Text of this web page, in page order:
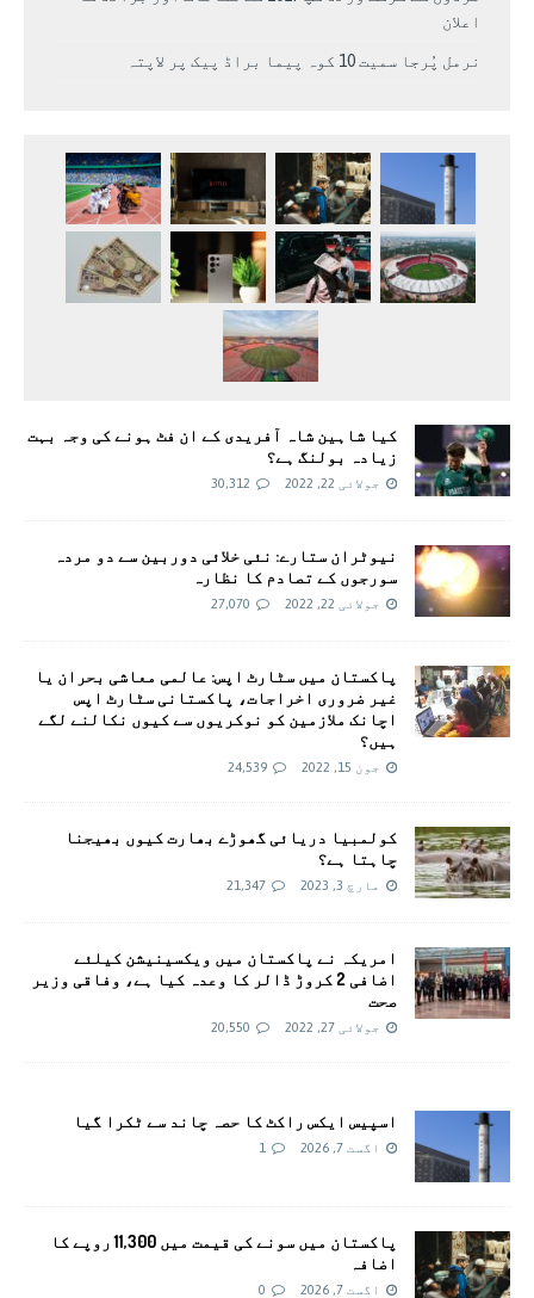
اعلان
نرمل پُرجا سمیت 10 کوہ پیما براڈ پیک پر لاپتہ
کیا شاہین شاہ آفریدی کے ان فٹ ہونے کی وجہ بہت
زیادہ بولنگ ہے؟
جولائی 22, 2022 30,312
نیوٹران ستارے: نئی خلائی دوربین سے دو مردہ
سورجوں کے تصادم کا نظارہ
جولائی 22, 2022 27,070
پاکستان میں سٹارٹ اپس: عالمی معاشی بحران یا
غیر ضروری اخراجات، پاکستانی سٹارٹ اپس
اچانک ملازمین کو نوکریوں سے کیوں نکالنے لگے
ہیں؟
جون 15, 2022 24,539
کولمبیا دریائی گھوڑے بھارت کیوں بھیجنا
چاہتا ہے؟
مارچ 3, 2023 21,347
امريکہ نے پاکستان میں ویکسینیشن کیلئے
اضافی 2 کروڑ ڈالر کا وعدہ کیا ہے، وفاقی وزیر
صحت
جولائی 27, 2022 20,550
اسپیس ایکس راکٹ کا حصہ چاند سے ٹکرا گیا
اگست 7, 2026 1
پاکستان میں سونے کی قیمت میں 11,300 روپے کا
اضافہ
اگست 7, 2026 0